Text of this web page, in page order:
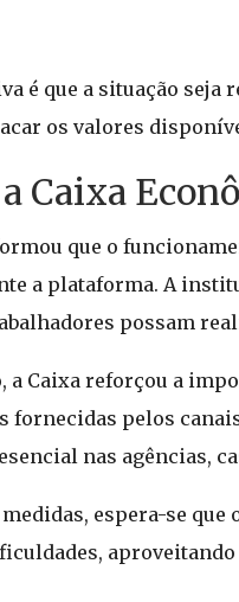
é que a situação
os valores
Caixa
que o
a plataforma. A
possam
a Caixa reforçou a
fornecidas pelos
nas agências,
medidas, espera-se